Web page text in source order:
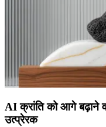
AI क्रांति को आगे बढ़ाने
उत्प्रेरक